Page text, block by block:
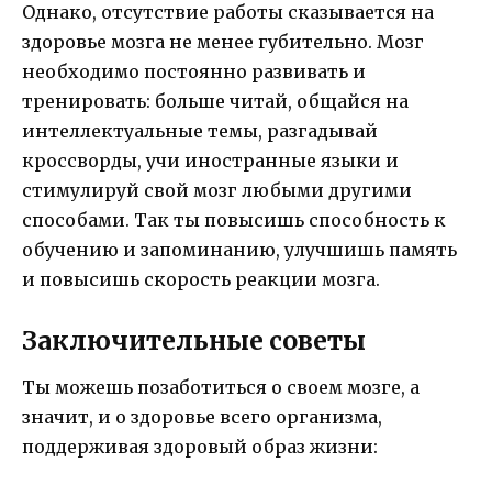
Однако, отсутствие работы сказывается на
здоровье мозга не менее губительно. Мозг
необходимо постоянно развивать и
тренировать: больше читай, общайся на
интеллектуальные темы, разгадывай
кроссворды, учи иностранные языки и
стимулируй свой мозг любыми другими
способами. Так ты повысишь способность к
обучению и запоминанию, улучшишь память
и повысишь скорость реакции мозга.
Заключительные советы
Ты можешь позаботиться о своем мозге, а
значит, и о здоровье всего организма,
поддерживая здоровый образ жизни: